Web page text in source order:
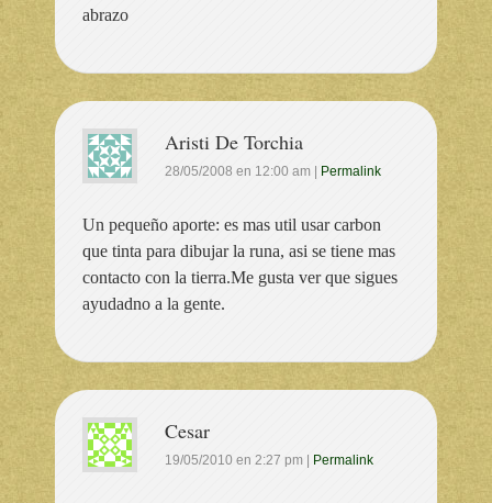
abrazo
Aristi De Torchia
28/05/2008 en 12:00 am Permalink
Un pequeño aporte: es mas util usar carbon
que tinta para dibujar la runa, asi se tiene mas
contacto con la tierra.Me gusta ver que sigues
ayudadno a la gente.
Cesar
19/05/2010 en 2:27 pm Permalink